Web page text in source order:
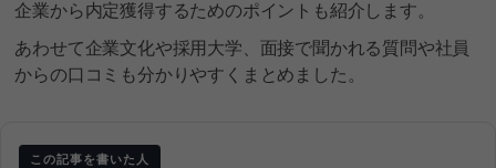
企業から内定獲得するためのポイントも紹介します。
あわせて企業文化や採用大学、面接で聞かれる質問や社員
からの口コミも分かりやすくまとめました。
この記事を書いた人